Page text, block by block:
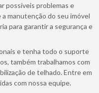
possíveis problemas e
manutenção do seu imóvel
para garantir a segurança e
e tenha todo o suporte
também trabalhamos com
de telhado. Entre em
com nossa equipe.